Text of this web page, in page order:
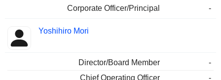
Corporate Officer/Principal -
Yoshihiro Mori
Director/Board Member
-
Chief Operating Officer
-